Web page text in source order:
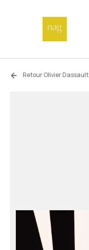
Accueil
Artistes
Retour Olivier Dassault